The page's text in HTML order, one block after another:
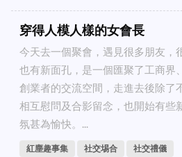
穿得人模人樣的女會長
今天去一個聚會，遇見很多朋友，
也有新面孔，是一個匯聚了工商界
創業者的交流空間，走進去後除了
相互慰問及合影留念，也開始有些
氛甚為愉快。...
紅塵趣事集 社交埸合 社交禮儀